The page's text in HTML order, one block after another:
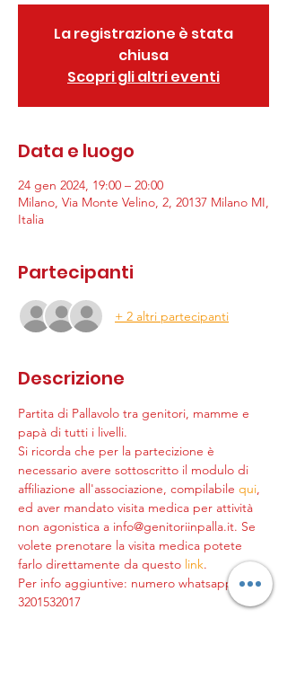
La registrazione è stata
chiusa
Scopri gli altri eventi
Data e luogo
24 gen 2024, 19:00 – 20:00
Milano, Via Monte Velino, 2, 20137 Milano MI,
Italia
Partecipanti
+ 2 altri partecipanti
Descrizione
Partita di Pallavolo tra genitori, mamme e
papà di tutti i livelli.
Si ricorda che per la partecizione è
necessario avere sottoscritto il modulo di
affiliazione all'associazione, compilabile qui,
ed aver mandato visita medica per attività
non agonistica a info@genitoriinpalla.it. Se
volete prenotare la visita medica potete
farlo direttamente da questo link.
Per info aggiuntive: numero whatsapp +39
3201532017